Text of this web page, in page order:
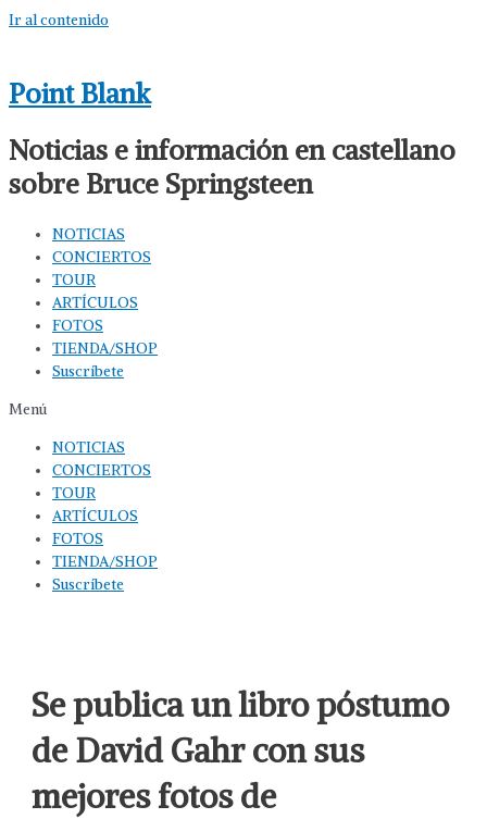
Ir al contenido
Point Blank
Noticias e información en castellano
sobre Bruce Springsteen
NOTICIAS
CONCIERTOS
TOUR
ARTÍCULOS
FOTOS
TIENDA/SHOP
Suscríbete
Menú
NOTICIAS
CONCIERTOS
TOUR
ARTÍCULOS
FOTOS
TIENDA/SHOP
Suscríbete
Se publica un libro póstumo
de David Gahr con sus
mejores fotos de